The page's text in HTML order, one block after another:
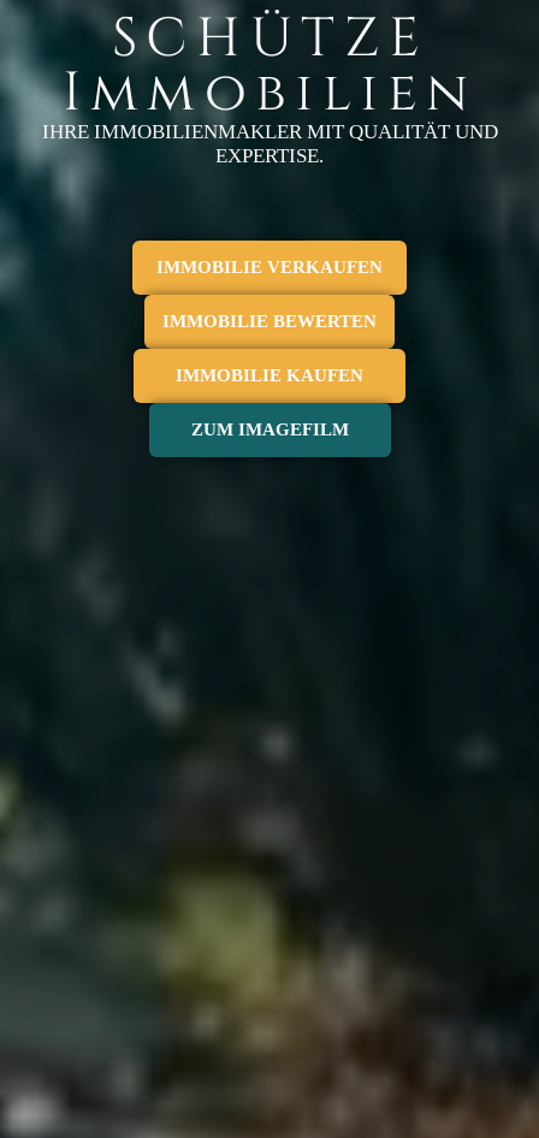
SCHÜTZE
Immobilien
IHRE IMMOBILIENMAKLER MIT QUALITÄT UND
EXPERTISE.
IMMOBILIE VERKAUFEN
IMMOBILIE BEWERTEN
IMMOBILIE KAUFEN
ZUM IMAGEFILM